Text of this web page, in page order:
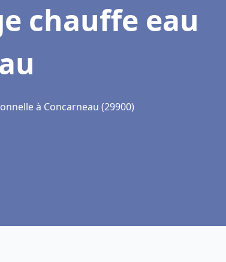
chauffe eau
à Concarneau (29900)